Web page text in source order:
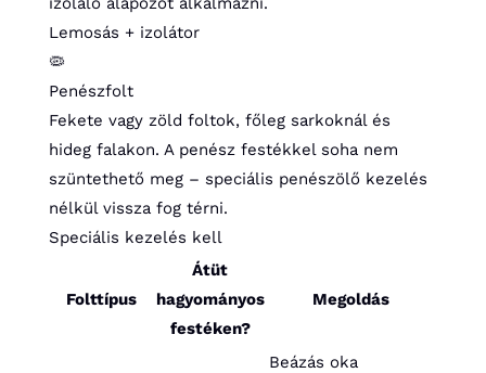
Lemosás + izolátor
🦠
Penészfolt
Fekete vagy zöld foltok, főleg sarkoknál és
hideg falakon. A penész festékkel soha nem
szüntethető meg – speciális penészölő kezelés
nélkül vissza fog térni.
Speciális kezelés kell
Folttípus
Átüt
hagyományos
festéken?
Megoldás
Beázás oka